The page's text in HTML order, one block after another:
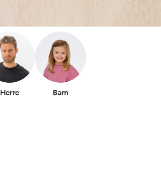
Herre Barn